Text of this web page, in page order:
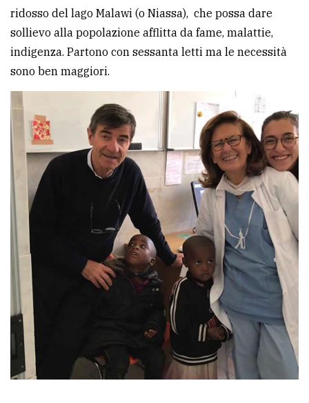
ridosso del lago Malawi (o Niassa), che possa dare
sollievo alla popolazione afflitta da fame, malattie,
indigenza. Partono con sessanta letti ma le necessità
sono ben maggiori.